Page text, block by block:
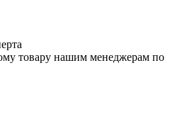
товару нашим менеджерам по